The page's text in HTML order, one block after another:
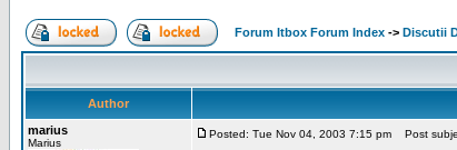
Forum Itbox Forum Index -> Discutii
Author
marius
Marius
Posted: Tue Nov 04, 2003 7:15 pm Post